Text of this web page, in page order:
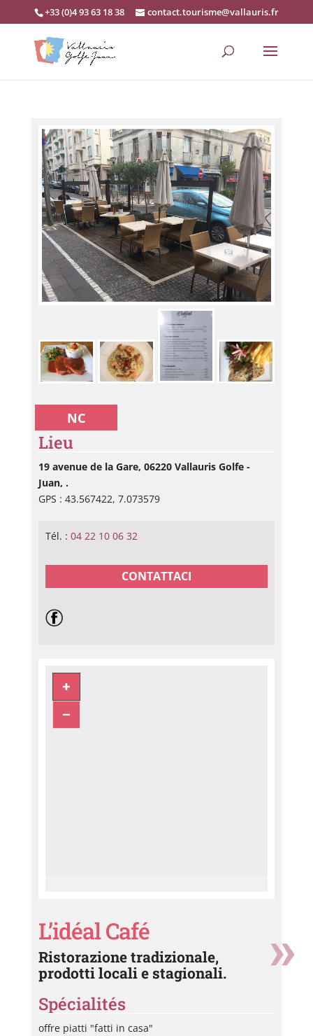
+33 (0)4 93 63 18 38 contact.tourisme@vallauris.fr
NC
Lieu
19 avenue de la Gare, 06220 Vallauris Golfe -
Juan, .
GPS : 43.567422, 7.073579
Tél. : 04 22 10 06 32
CONTATTACI
L’idéal Café
Ristorazione tradizionale,
prodotti locali e stagionali.
Spécialités
offre piatti "fatti in casa"